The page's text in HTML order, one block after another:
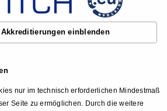
Akkreditierungen einblenden
nur im technisch erforderlichen Mindestmaß
Seite zu ermöglichen. Durch die weitere